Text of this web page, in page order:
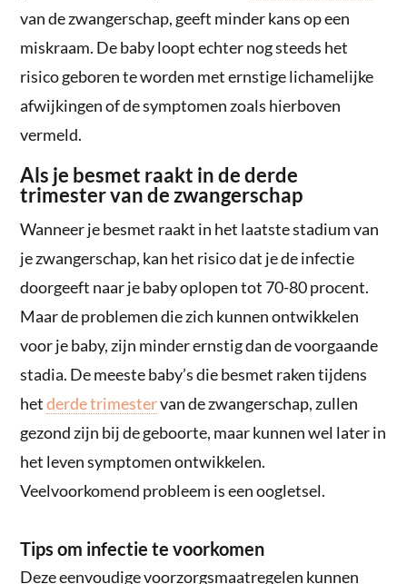
van de zwangerschap, geeft minder kans op een
miskraam. De baby loopt echter nog steeds het
risico geboren te worden met ernstige lichamelijke
afwijkingen of de symptomen zoals hierboven
vermeld.
Als je besmet raakt in de derde
trimester van de zwangerschap
Wanneer je besmet raakt in het laatste stadium van
je zwangerschap, kan het risico dat je de infectie
doorgeeft naar je baby oplopen tot 70-80 procent.
Maar de problemen die zich kunnen ontwikkelen
voor je baby, zijn minder ernstig dan de voorgaande
stadia. De meeste baby’s die besmet raken tijdens
hetderde trimestervan de zwangerschap, zullen
gezond zijn bij de geboorte, maar kunnen wel later in
het leven symptomen ontwikkelen.
Veelvoorkomend probleem is een oogletsel.
Tips om infectie te voorkomen
Deze eenvoudige voorzorgsmaatregelen kunnen